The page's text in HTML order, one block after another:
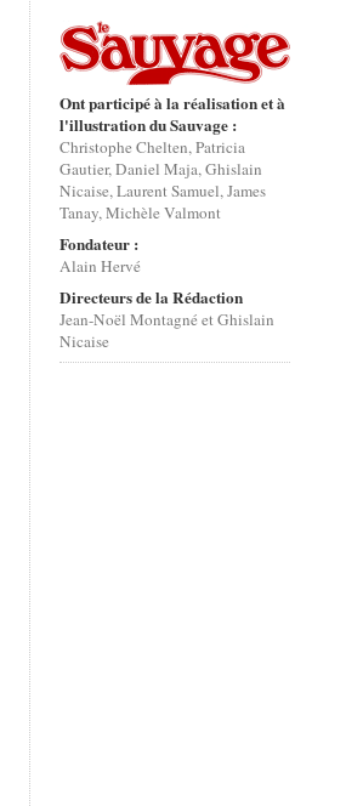
Ont participé à la réalisation et à
l'illustration du Sauvage :
Christophe Chelten, Patricia
Gautier, Daniel Maja, Ghislain
Nicaise, Laurent Samuel, James
Tanay, Michèle Valmont
Fondateur :
Alain Hervé
Directeurs de la Rédaction
Jean-Noël Montagné et Ghislain
Nicaise